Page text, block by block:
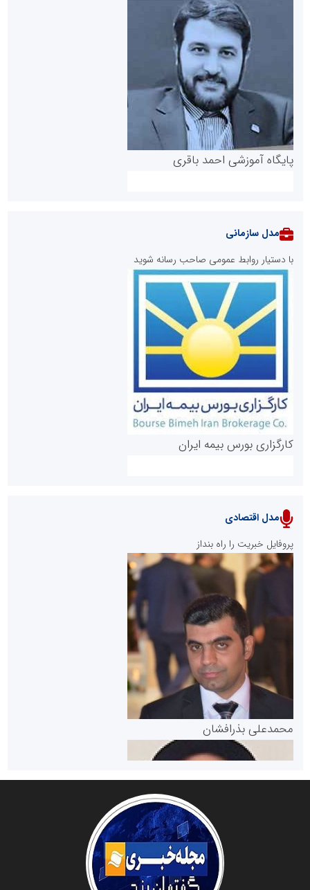
پایگاه آموزشی احمد باقری
روابط عمومی خبرگزاری گزارش خبر
پایگاه خبری نهضت ملی مسکن
پایگاه خبری گفتمان یزد
مدل سازمانی
با دستیار روابط عمومی صاحب رسانه شوید
کارگزاری بورس بیمه ایران
سازمان بورس و اوراق بهادار
مرجع اخبار موثق در بازارسرمایه
سازمان صنعت،معدن و تجارت
مدل اقتصادی
پروفایل خبریت را راه بنداز
محمدعلی بذرافشان